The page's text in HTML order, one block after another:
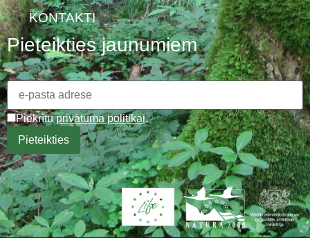
KONTAKTI
Pieteikties jaunumiem
Piekrītuprivātuma politikai.